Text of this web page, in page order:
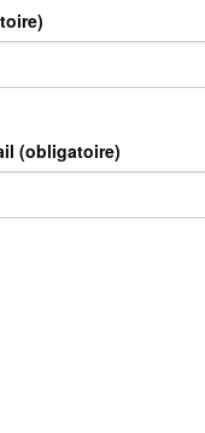
(obligatoire)